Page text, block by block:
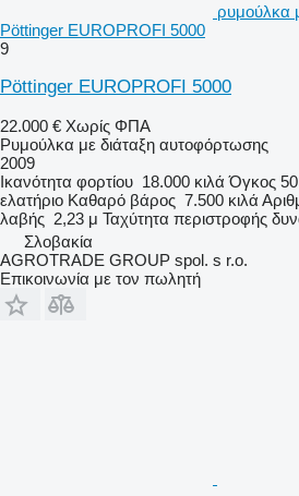
ρυμούλκα
Pöttinger EUROPROFI 5000
9
Pöttinger EUROPROFI 5000
22.000 € Χωρίς ΦΠΑ
Ρυμούλκα με διάταξη αυτοφόρτωσης
2009
Ικανότητα φορτίου 18.000 κιλά Όγκος
ελατήριο Καθαρό βάρος 7.500 κιλά
λαβής 2,23 μ Ταχύτητα περιστροφής
Σλοβακία
AGROTRADE GROUP spol. s r.o.
Επικοινωνία με τον πωλητή